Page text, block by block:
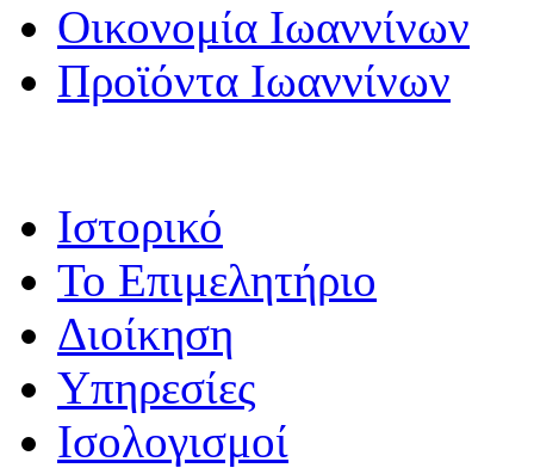
Οικονομία Ιωαννίνων
Προϊόντα Ιωαννίνων
Ιστορικό
Το Επιμελητήριο
Διοίκηση
Υπηρεσίες
Ισολογισμοί